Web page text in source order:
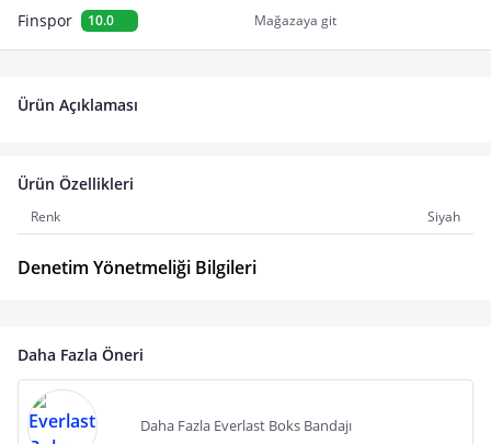
Finspor 10.0 Mağazaya git
Ürün Açıklaması
Ürün Özellikleri
Renk Siyah
Denetim Yönetmeliği Bilgileri
Daha Fazla Öneri
Daha Fazla Everlast Boks Bandajı